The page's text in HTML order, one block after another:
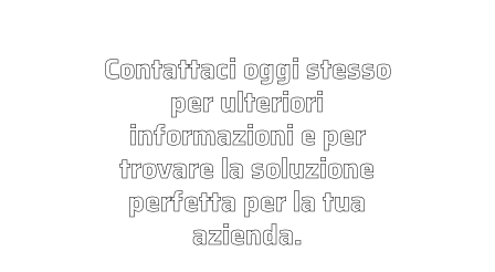
Contattaci oggi stesso
per ulteriori
informazioni e per
trovare la soluzione
perfetta per la tua
azienda.